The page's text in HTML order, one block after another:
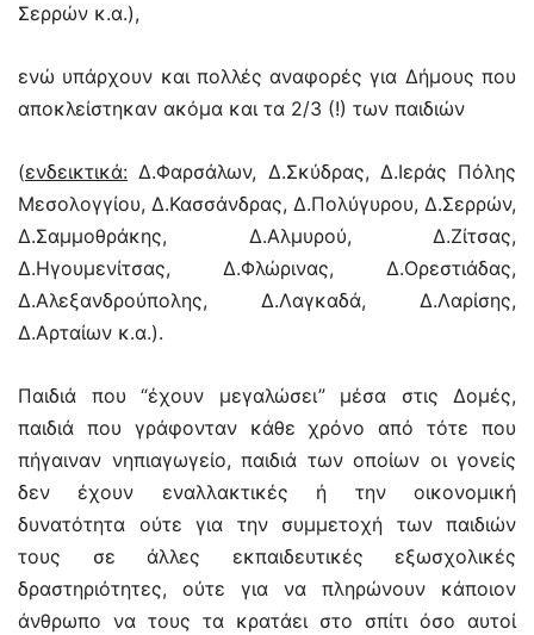
Σερρών κ.α.),
ενώ υπάρχουν και πολλές αναφορές για Δήμους που
αποκλείστηκαν ακόμα και τα 2/3 (!) των παιδιών
(ενδεικτικά: Δ.Φαρσάλων, Δ.Σκύδρας, Δ.Ιεράς Πόλης
Μεσολογγίου, Δ.Κασσάνδρας, Δ.Πολύγυρου, Δ.Σερρών,
Δ.Σαμμοθράκης, Δ.Αλμυρού, Δ.Ζίτσας,
Δ.Ηγουμενίτσας, Δ.Φλώρινας, Δ.Ορεστιάδας,
Δ.Αλεξανδρούπολης, Δ.Λαγκαδά, Δ.Λαρίσης,
Δ.Αρταίων κ.α.).
Παιδιά που “έχουν μεγαλώσει” μέσα στις Δομές,
παιδιά που γράφονταν κάθε χρόνο από τότε που
πήγαιναν νηπιαγωγείο, παιδιά των οποίων οι γονείς
δεν έχουν εναλλακτικές ή την οικονομική
δυνατότητα ούτε για την συμμετοχή των παιδιών
τους σε άλλες εκπαιδευτικές εξωσχολικές
δραστηριότητες, ούτε για να πληρώνουν κάποιον
άνθρωπο να τους τα κρατάει στο σπίτι όσο αυτοί